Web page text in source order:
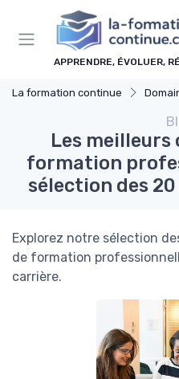
APPRENDRE, ÉVOLUER,
La formation continue
Les meilleurs
formation
sélection des
Explorez notre sélection
de formation
carrière.
Panneau de gestion des